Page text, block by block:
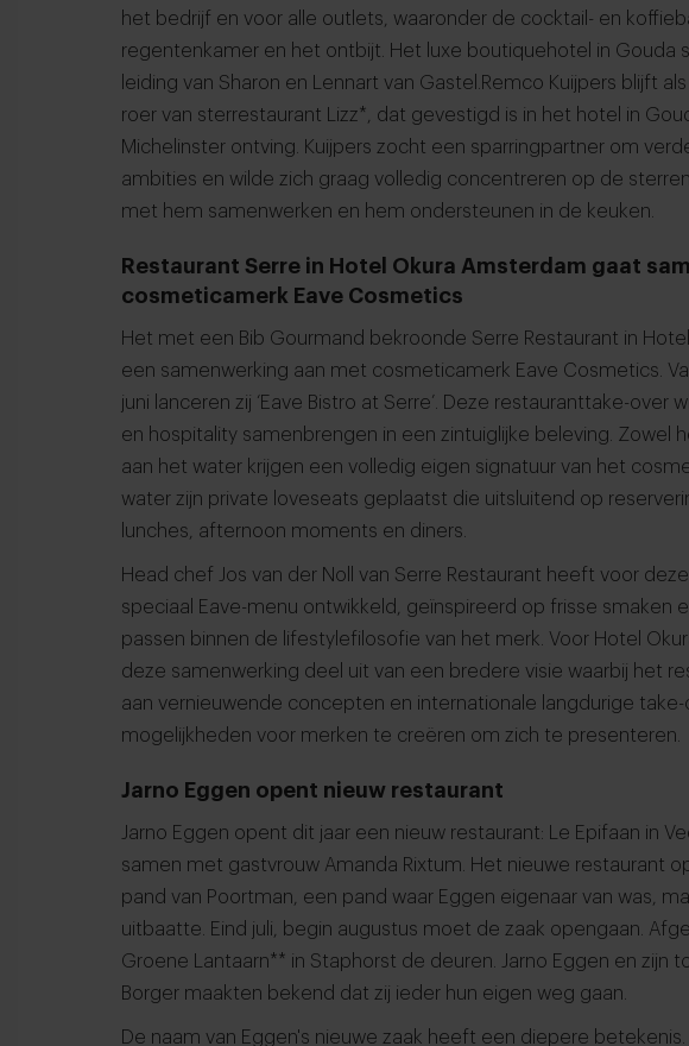
het bedrijf en voor alle outlets, waaronder de cocktail- en
regentenkamer en het ontbijt. Het luxe boutiquehotel in Gouda
leiding van Sharon en Lennart van Gastel.Remco Kuijpers blijft
roer van sterrestaurant Lizz*, dat gevestigd is in het hotel in
Michelinster ontving. Kuijpers zocht een sparringpartner om
ambities en wilde zich graag volledig concentreren op de
met hem samenwerken en hem ondersteunen in de keuken.
Restaurant Serre in Hotel Okura Amsterdam gaat
cosmeticamerk Eave Cosmetics
Het met een Bib Gourmand bekroonde Serre Restaurant in
een samenwerking aan met cosmeticamerk Eave Cosmetics.
juni lanceren zij ‘Eave Bistro at Serre’. Deze restauranttake-over
en hospitality samenbrengen in een zintuiglijke beleving. Zowel
aan het water krijgen een volledig eigen signatuur van het
water zijn private loveseats geplaatst die uitsluitend op
lunches, afternoon moments en diners.
Head chef Jos van der Noll van Serre Restaurant heeft voor
speciaal Eave-menu ontwikkeld, geïnspireerd op frisse smaken
passen binnen de lifestylefilosofie van het merk. Voor Hotel
deze samenwerking deel uit van een bredere visie waarbij het
aan vernieuwende concepten en internationale langdurige
mogelijkheden voor merken te creëren om zich te presenteren.
Jarno Eggen opent nieuw restaurant
Jarno Eggen opent dit jaar een nieuw restaurant: Le Epifaan in
samen met gastvrouw Amanda Rixtum. Het nieuwe restaurant
pand van Poortman, een pand waar Eggen eigenaar van was,
uitbaatte. Eind juli, begin augustus moet de zaak opengaan.
Groene Lantaarn** in Staphorst de deuren. Jarno Eggen en zijn
Borger maakten bekend dat zij ieder hun eigen weg gaan.
De naam van Eggen's nieuwe zaak heeft een diepere betekenis.